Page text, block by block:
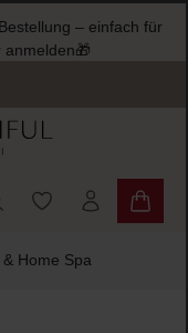
– einfach für
anmelden🎁
Du hast 0
Home Spa